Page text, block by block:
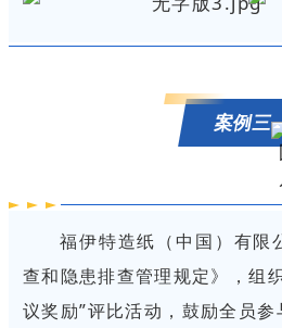
案例三
福伊特造纸（中国）有限
查和隐患排查管理规定》，组
议奖励”评比活动，鼓励全员